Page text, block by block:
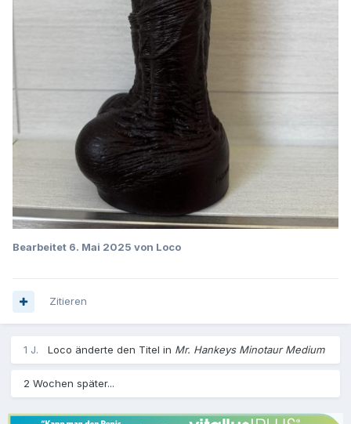
Bearbeitet 6. Mai 2025 von Loco
Zitieren
1 J. Loco änderte den Titel in Mr. Hankeys Minotaur Medium
2 Wochen später...